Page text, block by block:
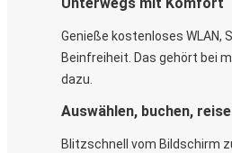
Genieße kostenloses WLAN,
Beinfreiheit. Das gehört bei
dazu.
Auswählen, buchen,
Blitzschnell vom Bildschirm